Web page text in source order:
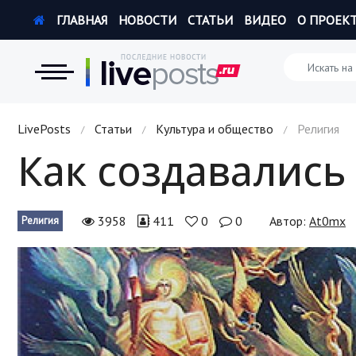
Новости
Экономика
Происшествия
Hi-Tech. Интернет
Россия
Наука и техника
Политика
ГЛАВНАЯ НОВОСТИ СТАТЬИ ВИДЕО О
LivePosts / Статьи / Культура и общество / Религия
Как
Религия 3958 411 0 0 Автор: At0mx